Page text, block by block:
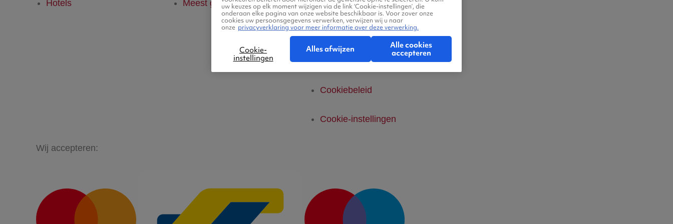
Hotels Meest gestelde vragen Privacyverklaring
Legal Notice
Platform Transparantie
Cookiebeleid
Cookie-instellingen
Wij accepteren:
uw keuzes op elk moment wijzigen via de link ‘Cookie-instellingen’, die
onderaan elke pagina van onze website beschikbaar is. Voor zover onze
cookies uw persoonsgegevens verwerken, verwijzen wij u naar
onze privacyverklaring voor meer informatie over deze verwerking.
Cookie-
instellingen
Alles afwijzen
Alle cookies
accepteren